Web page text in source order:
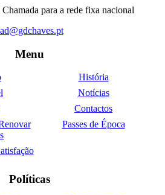
para a rede fixa nacional
Menu
História
Notícias
Contactos
Passes de Época
Políticas